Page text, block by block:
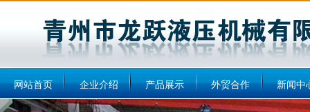
网站首页 企业介绍 产品展示 外贸合作 新闻中